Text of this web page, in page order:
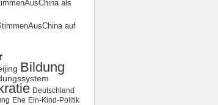
Bildung
Deutschland
Ehe Ein-Kind-Politik